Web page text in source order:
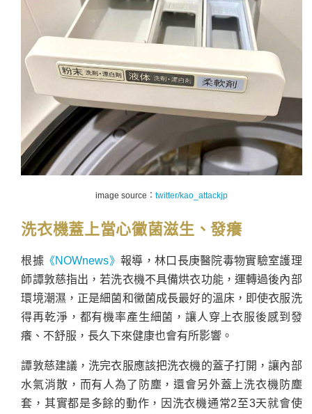
image source： twitter/kao_attackjp
洗衣機蓋上當心黴菌滋生、發癢
根據 《NOWnews》 報導，林口長庚醫院毒物實驗室護理
師譚敦慈指出，若洗衣機不具備烘衣功能，運轉過後內部
環境潮濕，正是細菌和黴菌成長最好的溫床，即使衣服洗
得再乾淨，都有機率產生細菌，讓人穿上衣服後感到發
癢、不舒服，長久下來健康也會有所影響。
譚敦慈建議，洗完衣服應該把洗衣機的蓋子打開，讓內部
水氣消散，而有人為了防塵，還會另外蓋上洗衣機防塵
套，其實都是多餘的動作，因洗衣機通常2至3天就會使